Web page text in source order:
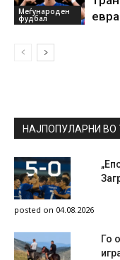
Меѓународен
фудбал
НАЈПОПУЛАРНИ ВО
posted on 04.08.2026
Го